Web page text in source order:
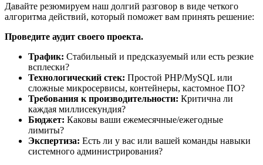
Давайте резюмируем наш долгий разговор в виде четкого
алгоритма действий, который поможет вам принять решение:
Проведите аудит своего проекта.
Трафик: Стабильный и предсказуемый или есть резкие
всплески?
Технологический стек: Простой PHP/MySQL или
сложные микросервисы, контейнеры, кастомное ПО?
Требования к производительности: Критична ли
каждая миллисекундия?
Бюджет: Каковы ваши ежемесячные/ежегодные
лимиты?
Экспертиза: Есть ли у вас или вашей команды навыки
системного администрирования?